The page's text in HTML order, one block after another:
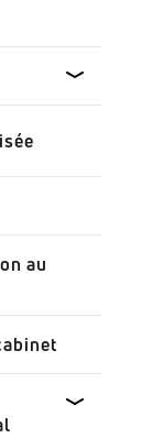
laau